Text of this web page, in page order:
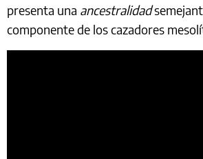
presenta una ancestralidad
componente de los cazadores